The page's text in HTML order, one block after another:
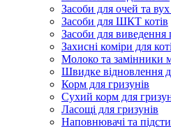
Засоби для очей та вух
Засоби для ШКТ котів
Засоби для виведення
Захисні коміри для
Молоко та замінники
Швидке відновлення
Корм для гризунів
Сухий корм для
Ласощі для гризунів
Наповнювачі та